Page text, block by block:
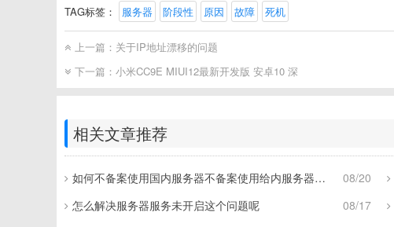
TAG标签： 服务器 阶段性 原因 故障 死机
上一篇： 关于IP地址漂移的问题
下一篇： 小米CC9E MIUI12最新开发版 安卓10 深
相关文章推荐
08/20
如何不备案使用国内服务器不备案使用给内服务器教程
08/17
怎么解决服务器服务未开启这个问题呢